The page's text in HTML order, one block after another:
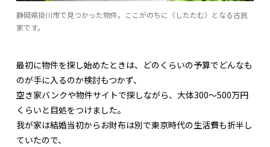
静岡県掛川市で見つかった物件。ここがのちに〈したたむ〉となる古民
家です。
最初に物件を探し始めたときは、どのくらいの予算でどんなも
のが手に入るのか検討もつかず、
空き家バンクや物件サイトで探しながら、大体300〜500万円
くらいと目処をつけました。
我が家は結婚当初からお財布は別で東京時代の生活費も折半し
ていたので、